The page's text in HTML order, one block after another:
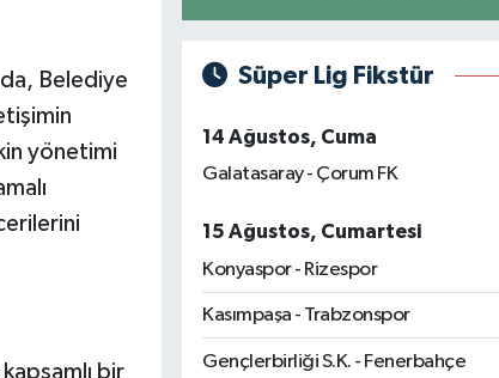
Belediye
yönetimi
bir
Süper Lig Fikstür
14 Ağustos, Cuma
Galatasaray - Çorum FK
15 Ağustos, Cumartesi
Konyaspor - Rizespor
Kasımpaşa - Trabzonspor
Gençlerbirliği S.K. - Fenerbahçe